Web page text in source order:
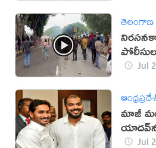
తెలంగాణ
Jul
మాజీ
Jul